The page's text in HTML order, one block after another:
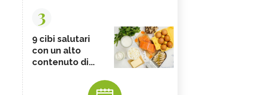
3
9 cibi salutari
con un alto
contenuto di...